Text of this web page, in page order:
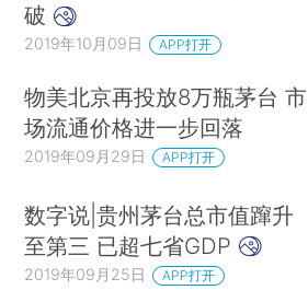
破
2019年10月09日 APP打开
物美北京再投放8万瓶茅台 市
场流通价格进一步回落
2019年09月29日 APP打开
数字说|贵州茅台总市值蹿升
至第三 已超七省GDP
2019年09月25日 APP打开